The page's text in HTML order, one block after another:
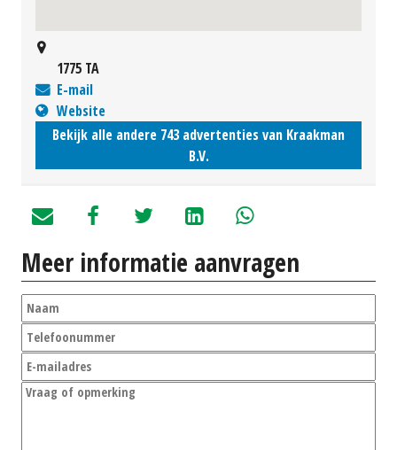
1775 TA
E-mail
Website
Bekijk alle andere 743 advertenties van Kraakman
B.V.
Meer informatie aanvragen